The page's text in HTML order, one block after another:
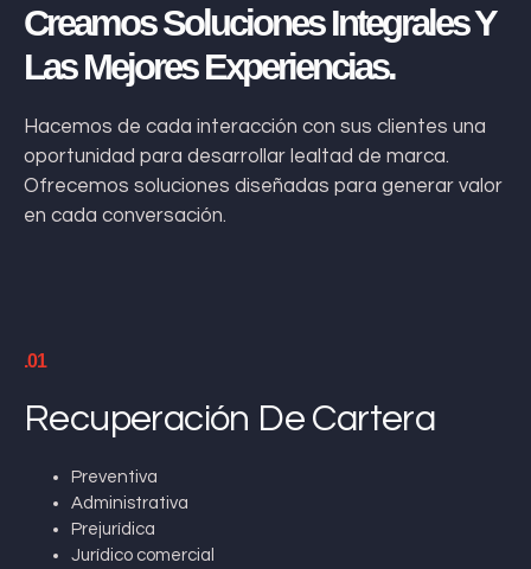
Creamos Soluciones Integrales Y
Las Mejores Experiencias.
Hacemos de cada interacción con sus clientes una
oportunidad para desarrollar lealtad de marca.
Ofrecemos soluciones diseñadas para generar valor
en cada conversación.
.01
Recuperación De Cartera
Preventiva
Administrativa
Prejurídica
Jurídico comercial